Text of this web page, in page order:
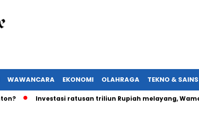
WAWANCARA EKONOMI OLAHRAGA TEKNO & SAINS
Investasi ratusan triliun Rupiah melayang,